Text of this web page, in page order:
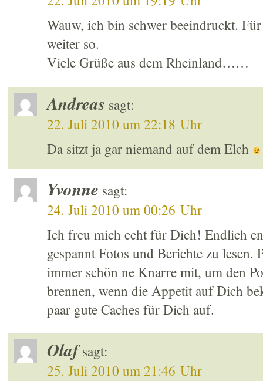
Wauw, ich bin schwer beeindruckt.
weiter so.
Viele Grüße aus dem Rheinland……
Andreas sagt:
22. Juli 2010 um 22:18 Uhr
Da sitzt ja gar niemand auf dem Elch
Yvonne sagt:
24. Juli 2010 um 00:26 Uhr
Ich freu mich echt für Dich! Endlich
gespannt Fotos und Berichte zu
immer schön ne Knarre mit, um den
brennen, wenn die Appetit auf Dich
paar gute Caches für Dich auf.
Olaf sagt:
25. Juli 2010 um 21:46 Uhr